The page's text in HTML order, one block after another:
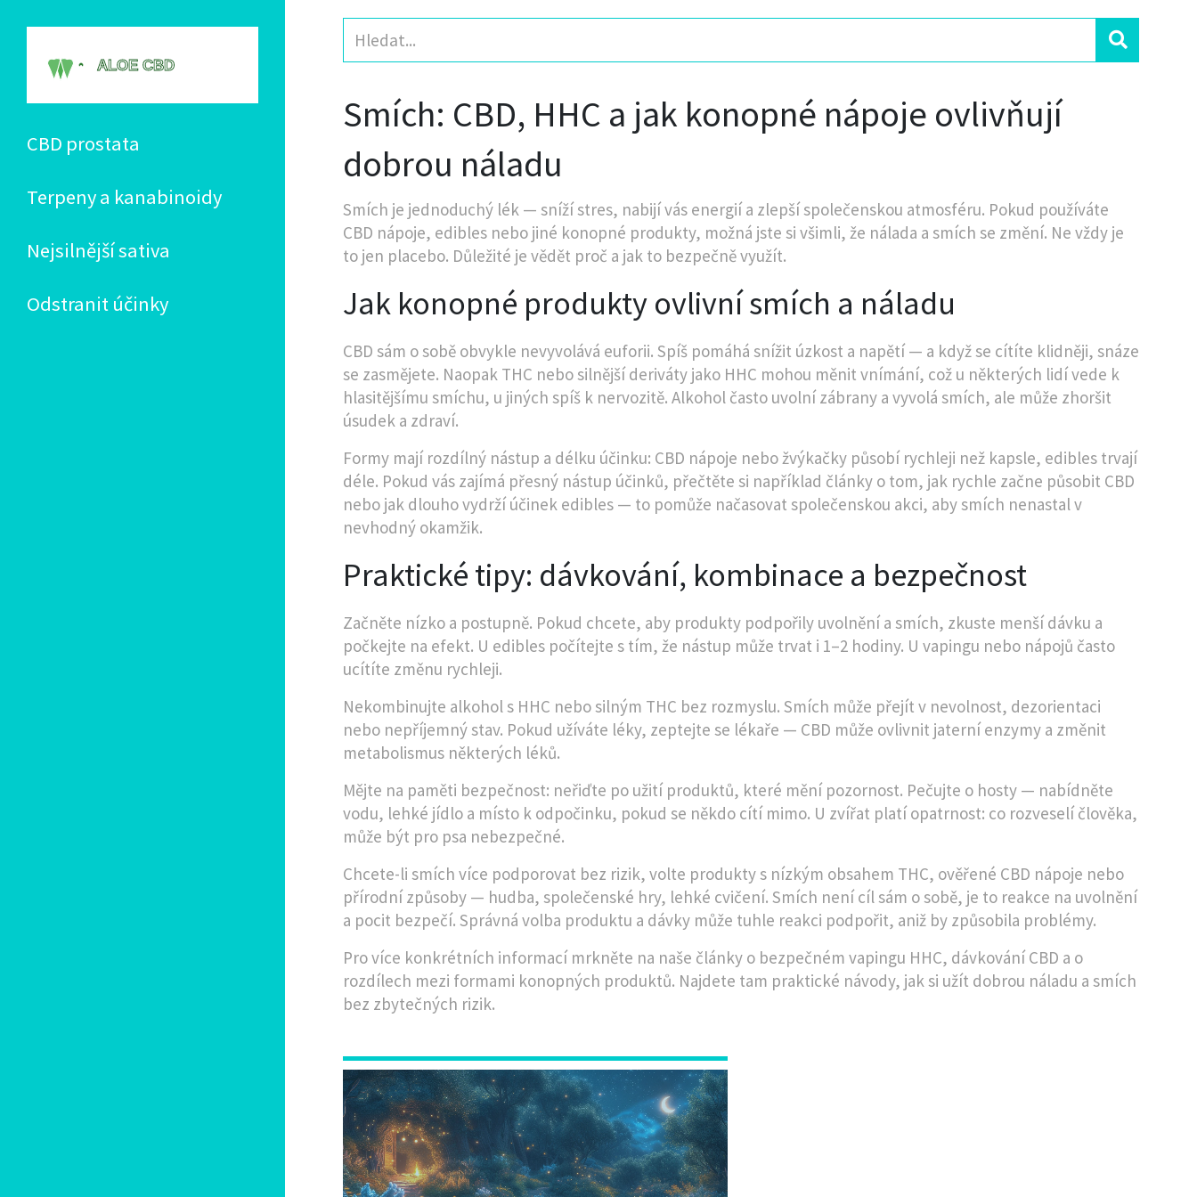
CBD prostata
Terpeny a kanabinoidy
Nejsilnější sativa
Odstranit účinky
Smích: CBD, HHC a jak konopné nápoje ovlivňují
dobrou náladu
Smích je jednoduchý lék — sníží stres, nabijí vás energií a zlepší společenskou atmosféru. Pokud používáte
CBD nápoje, edibles nebo jiné konopné produkty, možná jste si všimli, že nálada a smích se změní. Ne vždy je
to jen placebo. Důležité je vědět proč a jak to bezpečně využít.
Jak konopné produkty ovlivní smích a náladu
CBD sám o sobě obvykle nevyvolává euforii. Spíš pomáhá snížit úzkost a napětí — a když se cítíte klidněji, snáze
se zasmějete. Naopak THC nebo silnější deriváty jako HHC mohou měnit vnímání, což u některých lidí vede k
hlasitějšímu smíchu, u jiných spíš k nervozitě. Alkohol často uvolní zábrany a vyvolá smích, ale může zhoršit
úsudek a zdraví.
Formy mají rozdílný nástup a délku účinku: CBD nápoje nebo žvýkačky působí rychleji než kapsle, edibles trvají
déle. Pokud vás zajímá přesný nástup účinků, přečtěte si například články o tom, jak rychle začne působit CBD
nebo jak dlouho vydrží účinek edibles — to pomůže načasovat společenskou akci, aby smích nenastal v
nevhodný okamžik.
Praktické tipy: dávkování, kombinace a bezpečnost
Začněte nízko a postupně. Pokud chcete, aby produkty podpořily uvolnění a smích, zkuste menší dávku a
počkejte na efekt. U edibles počítejte s tím, že nástup může trvat i 1–2 hodiny. U vapingu nebo nápojů často
ucítíte změnu rychleji.
Nekombinujte alkohol s HHC nebo silným THC bez rozmyslu. Smích může přejít v nevolnost, dezorientaci
nebo nepříjemný stav. Pokud užíváte léky, zeptejte se lékaře — CBD může ovlivnit jaterní enzymy a změnit
metabolismus některých léků.
Mějte na paměti bezpečnost: neřiďte po užití produktů, které mění pozornost. Pečujte o hosty — nabídněte
vodu, lehké jídlo a místo k odpočinku, pokud se někdo cítí mimo. U zvířat platí opatrnost: co rozveselí člověka,
může být pro psa nebezpečné.
Chcete-li smích více podporovat bez rizik, volte produkty s nízkým obsahem THC, ověřené CBD nápoje nebo
přírodní způsoby — hudba, společenské hry, lehké cvičení. Smích není cíl sám o sobě, je to reakce na uvolnění
a pocit bezpečí. Správná volba produktu a dávky může tuhle reakci podpořit, aniž by způsobila problémy.
Pro více konkrétních informací mrkněte na naše články o bezpečném vapingu HHC, dávkování CBD a o
rozdílech mezi formami konopných produktů. Najdete tam praktické návody, jak si užít dobrou náladu a smích
bez zbytečných rizik.